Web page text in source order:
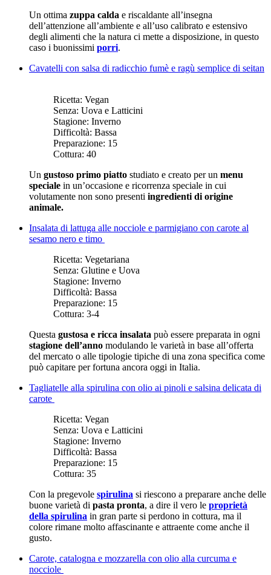
Un ottima zuppa calda e riscaldante all’insegna
dell’attenzione all’ambiente e all’uso calibrato e estensivo
degli alimenti che la natura ci mette a disposizione, in questo
caso i buonissimi porri.
Cavatelli con salsa di radicchio fumè e ragù semplice di seitan
Ricetta: Vegan
Senza: Uova e Latticini
Stagione: Inverno
Difficoltà: Bassa
Preparazione: 15
Cottura: 40
Un gustoso primo piatto studiato e creato per un menu
speciale in un’occasione e ricorrenza speciale in cui
volutamente non sono presenti ingredienti di origine
animale.
Insalata di lattuga alle nocciole e parmigiano con carote al
sesamo nero e timo
Ricetta: Vegetariana
Senza: Glutine e Uova
Stagione: Inverno
Difficoltà: Bassa
Preparazione: 15
Cottura: 3-4
Questa gustosa e ricca insalata può essere preparata in ogni
stagione dell’anno modulando le varietà in base all’offerta
del mercato o alle tipologie tipiche di una zona specifica come
può capitare per fortuna ancora oggi in Italia.
Tagliatelle alla spirulina con olio ai pinoli e salsina delicata di
carote
Ricetta: Vegan
Senza: Uova e Latticini
Stagione: Inverno
Difficoltà: Bassa
Preparazione: 15
Cottura: 35
Con la pregevole spirulina si riescono a preparare anche delle
buone varietà di pasta pronta, a dire il vero le proprietà
della spirulina in gran parte si perdono in cottura, ma il
colore rimane molto affascinante e attraente come anche il
gusto.
Carote, catalogna e mozzarella con olio alla curcuma e
nocciole